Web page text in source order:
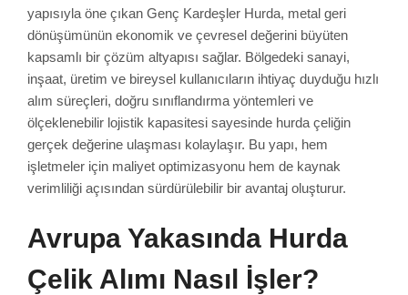
yapısıyla öne çıkan Genç Kardeşler Hurda, metal geri
dönüşümünün ekonomik ve çevresel değerini büyüten
kapsamlı bir çözüm altyapısı sağlar. Bölgedeki sanayi,
inşaat, üretim ve bireysel kullanıcıların ihtiyaç duyduğu hızlı
alım süreçleri, doğru sınıflandırma yöntemleri ve
ölçeklenebilir lojistik kapasitesi sayesinde hurda çeliğin
gerçek değerine ulaşması kolaylaşır. Bu yapı, hem
işletmeler için maliyet optimizasyonu hem de kaynak
verimliliği açısından sürdürülebilir bir avantaj oluşturur.
Avrupa Yakasında Hurda
Çelik Alımı Nasıl İşler?